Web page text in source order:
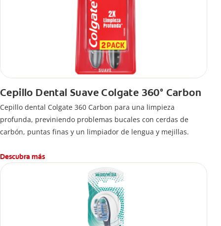
Cepillo Dental Suave Colgate 360° Carbon
Cepillo dental Colgate 360 ​​Carbon para una limpieza
profunda, previniendo problemas bucales con cerdas de
carbón, puntas finas y un limpiador de lengua y mejillas.
Descubra más